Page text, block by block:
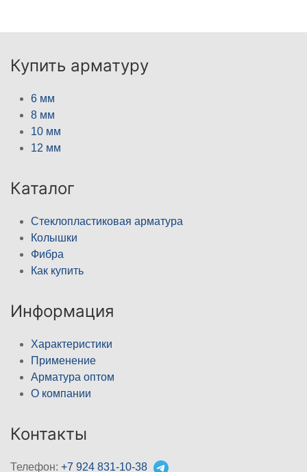
Купить арматуру
6 мм
8 мм
10 мм
12 мм
Каталог
Стеклопластиковая арматура
Колышки
Фибра
Как купить
Информация
Характеристики
Применение
Арматура оптом
О компании
Контакты
Телефон: +7 924 831-10-38